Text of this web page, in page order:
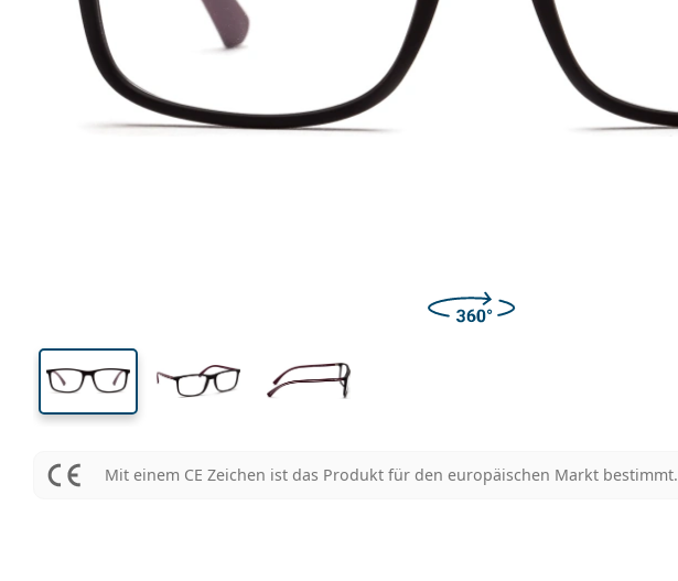
Mit einem CE Zeichen ist das Produkt für den europäischen Markt bestimmt.